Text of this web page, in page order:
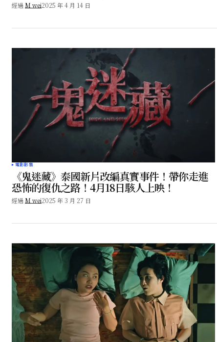
經過 M wei2025 年 4 月 14 日
電影影集
《鬼迷藏》泰國新片改編真實事件！帶你走進
恐怖的復仇之路！4月18日駭人上映！
經過 M wei2025 年 3 月 27 日